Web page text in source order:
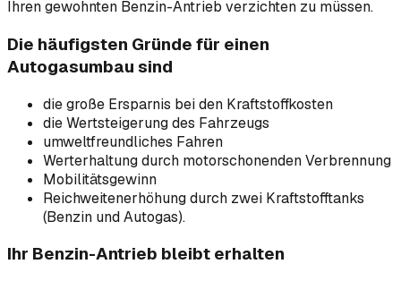
Ihren gewohnten Benzin-Antrieb verzichten zu müssen.
Die häufigsten Gründe für einen
Autogasumbau sind
die große Ersparnis bei den Kraftstoffkosten
die Wertsteigerung des Fahrzeugs
umweltfreundliches Fahren
Werterhaltung durch motorschonenden Verbrennung
Mobilitätsgewinn
Reichweitenerhöhung durch zwei Kraftstofftanks
(Benzin und Autogas).
Ihr Benzin-Antrieb bleibt erhalten